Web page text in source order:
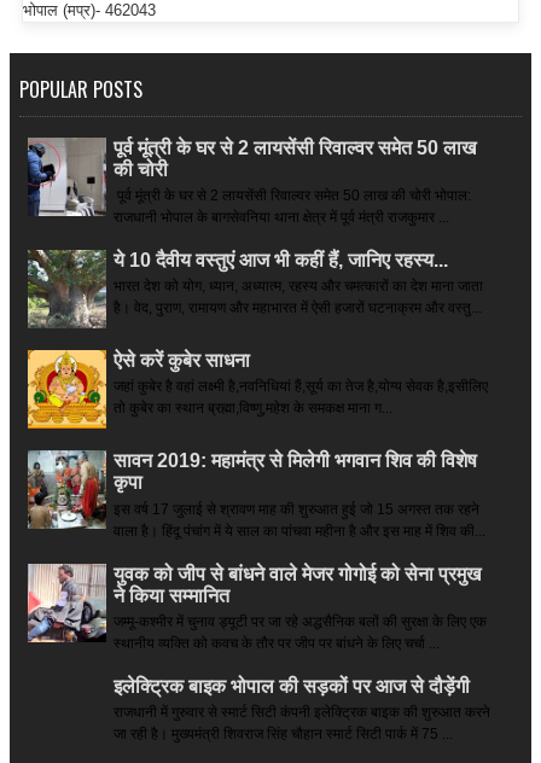
भोपाल (मप्र)- 462043
POPULAR POSTS
पूर्व मूंत्री के घर से 2 लायसेंसी रिवाल्वर समेत 50 लाख
की चोरी
पूर्व मूंत्री के घर से 2 लायसेंसी रिवाल्वर समेत 50 लाख की चोरी भोपाल:
राजधानी भोपाल के बागसेवनिया थाना क्षेत्र में पूर्व मंत्री राजकुमार ...
ये 10 दैवीय वस्तुएं आज भी कहीं हैं, जानिए रहस्य...
भारत देश को योग, ध्यान, अध्यात्म, रहस्य और चमत्कारों का देश माना जाता
है। वेद, पुराण, रामायण और महाभारत में ऐसी हजारों घटनाक्रम और वस्तु...
ऐसे करें कुबेर साधना
जहां कुबेर है­ वहां लक्ष्मी है,नवनिधियां हैं,सूर्य का तेज है,योग्य सेवक है,इसीलिए
तो कुबेर का स्थान ब्रह्मा,विष्णु,महेश के समकक्ष माना ग...
सावन 2019: महामंत्र से मिलेगी भगवान शिव की विशेष
कृपा
इस वर्ष 17 जुलाई से श्रावण माह की शुरुआत हुई जो 15 अगस्त तक रहने
वाला है। हिंदू पंचांग में ये साल का पांचवा महीना है और इस माह में शिव की...
युवक को जीप से बांधने वाले मेजर गोगोई को सेना प्रमुख
ने किया सम्‍मानित
जम्मू-कश्मीर में चुनाव ड्यूटी पर जा रहे अद्धसैनिक बलों की सुरक्षा के लिए एक
स्थानीय व्यक्ति को कवच के तौर पर जीप पर बांधने के लिए चर्चा ...
इलेक्ट्रिक बाइक भोपाल की सड़कों पर आज से दौड़ेंगी
राजधानी में गुरुवार से स्मार्ट सिटी कंपनी इलेक्ट्रिक बाइक की शुरुआत करने
जा रही है। मुख्यमंत्री शिवराज सिंह चौहान स्मार्ट सिटी पार्क में 75 ...